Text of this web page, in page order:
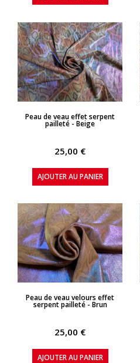
APERÇU RAPIDE
Peau de veau effet serpent
pailleté - Beige
25,00 €
AJOUTER AU PANIER
APERÇU RAPIDE
Peau de veau velours effet
serpent pailleté - Brun
25,00 €
AJOUTER AU PANIER